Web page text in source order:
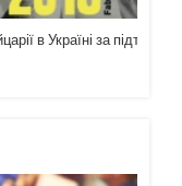
в Україні за підтримки